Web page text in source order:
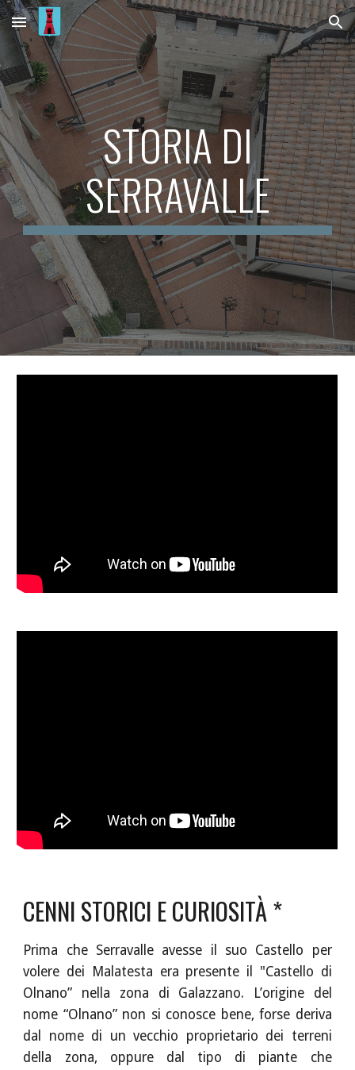
Skip to main content Skip to navigation
STORIA DI
SERRAVALLE
CENNI STORICI E CURIOSITÀ *
Prima che Serravalle avesse il suo Castello per
volere dei Malatesta era presente il "Castello di
Olnano” nella zona di Galazzano. L’origine del
nome “Olnano” non si conosce bene, forse deriva
dal nome di un vecchio proprietario dei terreni
della zona, oppure dal tipo di piante che